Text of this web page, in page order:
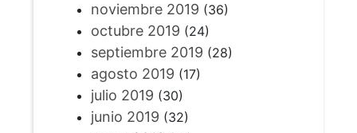
noviembre 2019 (36)
octubre 2019 (24)
septiembre 2019 (28)
agosto 2019 (17)
julio 2019 (30)
junio 2019 (32)